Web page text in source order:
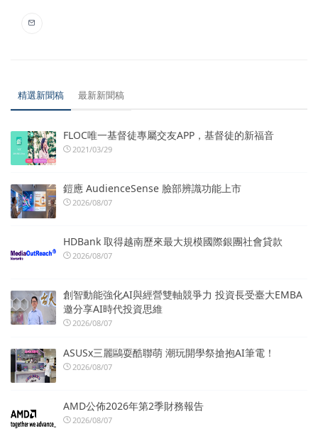
精選新聞稿 最新新聞稿
FLOC唯一基督徒專屬交友APP，基督徒的新福音
2021/03/29
鎧應 AudienceSense 臉部辨識功能上市
2026/08/07
HDBank 取得越南歷來最大規模國際銀團社會貸款
2026/08/07
創智動能強化AI與經營雙軸競爭力 投資長受臺大EMBA
邀分享AI時代投資思維
2026/08/07
ASUSx三麗鷗耍酷聯萌 潮玩開學祭搶抱AI筆電！
2026/08/07
AMD公佈2026年第2季財務報告
2026/08/07